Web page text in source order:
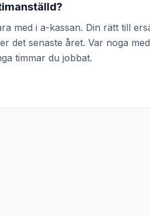
med i a-kassan. Din rätt till
det senaste året. Var noga
timmar du jobbat.